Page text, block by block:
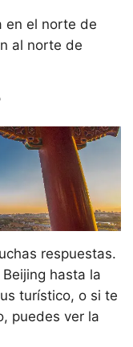
en el norte de
al norte de
respuestas.
hasta la
turístico, o si te
puedes ver la